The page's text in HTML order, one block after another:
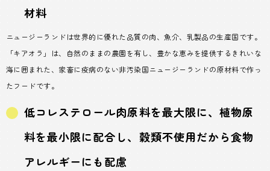
材料
ニュージーランドは世界的に優れた品質の肉、魚介、乳製品の生産国です。
「キアオラ」は、自然のままの農園を有し、豊かな恵みを提供するきれいな
海に囲まれた、家畜に疫病のない非汚染国ニュージーランドの原材料で作っ
たフードです。
低コレステロール肉原料を最大限に、植物原
料を最小限に配合し、穀類不使用だから食物
アレルギーにも配慮